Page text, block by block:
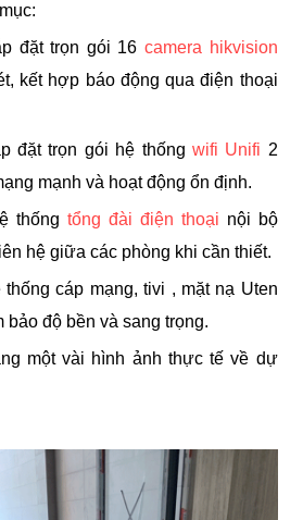
đặt trọn gói 16camera hikvision
kết hợp báo động qua điện thoại
đặt trọn gói hệ thống wifi Unifi 2
mạnh và hoạt động ổn định.
thốngtổng đài điện thoại nội bộ
hệ giữa các phòng khi cần thiết.
cáp mạng, tivi , mặt nạ Uten
độ bền và sang trọng.
một vài hình ảnh thực tế về dự